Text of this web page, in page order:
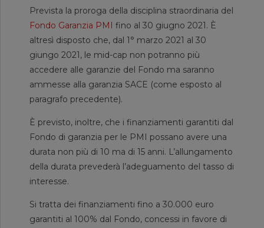
Prevista la proroga della disciplina straordinaria del
Fondo Garanzia PMI fino al 30 giugno 2021. È
altresì disposto che, dal 1° marzo 2021 al 30
giungo 2021, le mid-cap non potranno più
accedere alle garanzie del Fondo ma saranno
ammesse alla garanzia SACE (come esposto al
paragrafo precedente).
È previsto, inoltre, che i finanziamenti garantiti dal
Fondo di garanzia per le PMI possano avere una
durata non più di 10 ma di 15 anni. L’allungamento
della durata prevederà l’adeguamento del tasso di
interesse.
Si tratta dei finanziamenti fino a 30.000 euro
garantiti al 100% dal Fondo, concessi in favore di